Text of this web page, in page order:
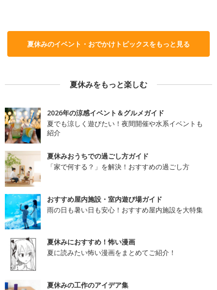
夏休みのイベント・おでかけトピックスをもっと見る
夏休みをもっと楽しむ
2026年の涼感イベント＆グルメガイド
夏でも涼しく遊びたい！夜間開催や水系イベントも
紹介
夏休みおうちでの過ごし方ガイド
「家で何する？」を解決！おすすめの過ごし方
おすすめ屋内施設・室内遊び場ガイド
雨の日も暑い日も安心！おすすめ屋内施設を大特集
夏休みにおすすめ！怖い漫画
夏に読みたい怖い漫画をまとめてご紹介！
夏休みの工作のアイデア集